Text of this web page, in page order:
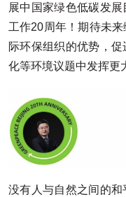
展中国家绿色低碳发
工作20周年！期待未
际环保组织的优势，
化等环境议题中发挥更
没有人与自然之间的和